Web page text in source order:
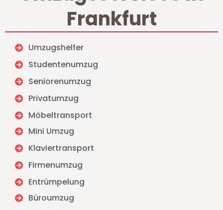
Frankfurt
Umzugshelfer
Studentenumzug
Seniorenumzug
Privatumzug
Möbeltransport
Mini Umzug
Klaviertransport
Firmenumzug
Entrümpelung
Büroumzug